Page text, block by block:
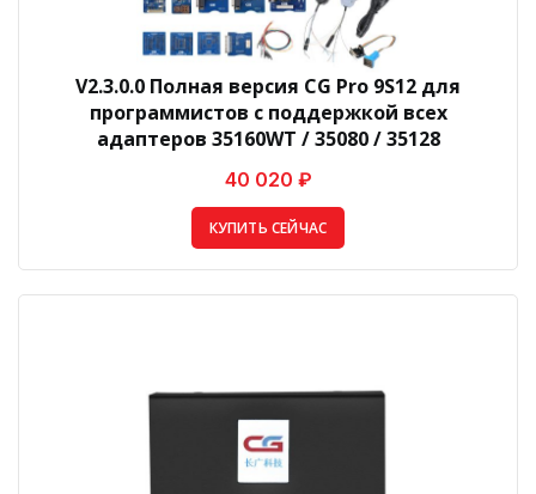
V2.3.0.0 Полная версия CG Pro 9S12 для
программистов с поддержкой всех
адаптеров 35160WT / 35080 / 35128
40 020 ₽
КУПИТЬ СЕЙЧАС